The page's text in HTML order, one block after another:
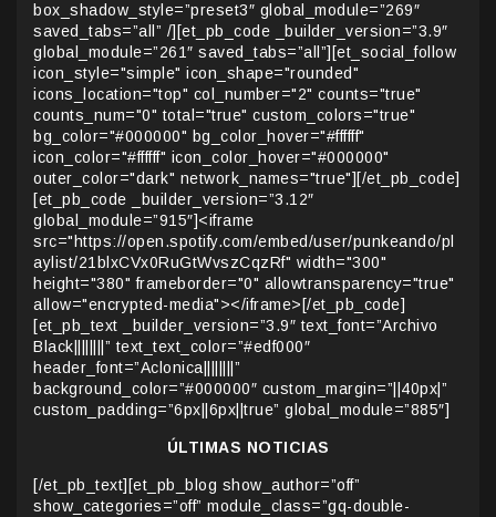
box_shadow_style=”preset3″ global_module=”269″
saved_tabs=”all” /][et_pb_code _builder_version=”3.9″
global_module=”261″ saved_tabs=”all”][et_social_follow
icon_style="simple" icon_shape="rounded"
icons_location="top" col_number="2" counts="true"
counts_num="0" total="true" custom_colors="true"
bg_color="#000000" bg_color_hover="#ffffff"
icon_color="#ffffff" icon_color_hover="#000000"
outer_color="dark" network_names="true"][/et_pb_code]
[et_pb_code _builder_version=”3.12″
global_module=”915″]<iframe
src="https://open.spotify.com/embed/user/punkeando/pl
aylist/21blxCVx0RuGtWvszCqzRf" width="300"
height="380" frameborder="0" allowtransparency="true"
allow="encrypted-media"></iframe>[/et_pb_code]
[et_pb_text _builder_version=”3.9″ text_font=”Archivo
Black||||||||” text_text_color=”#edf000″
header_font=”Aclonica||||||||”
background_color=”#000000″ custom_margin=”||40px|”
custom_padding=”6px||6px||true” global_module=”885″]
ÚLTIMAS NOTICIAS
[/et_pb_text][et_pb_blog show_author=”off”
show_categories=”off” module_class=”gq-double-